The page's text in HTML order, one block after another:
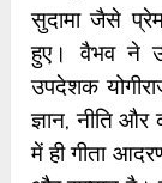
सुदामा जैसे
हुए। वैभव ने
उपदेशक
ज्ञान, नीति और
में ही गीता